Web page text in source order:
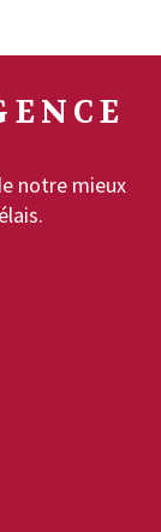
notre mieux